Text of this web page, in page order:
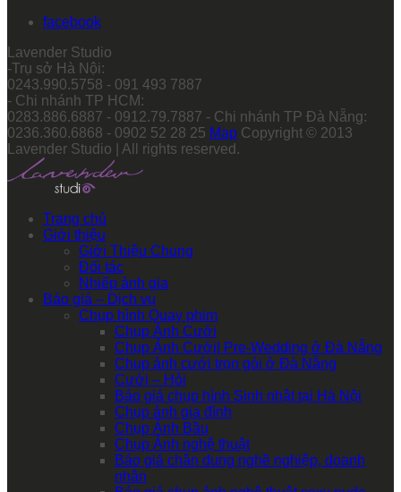
facebook
Lavender Studio
-Trụ sở Hà Nội:
0243.990.5758 - 091 493 7887
- Chi nhánh TP HCM:
0283.886.6887 - 0912.79.7887 - Chi nhánh TP Đà Nẵng:
0236.360.6868 - 0902 52 28 25 Map Copyright © 2013
Lavender Studio | All rights reserved.
Trang chủ
Giới thiệu
Giới Thiệu Chung
Đối tác
Nhiếp ảnh gia
Báo giá – Dịch vụ
Chụp hình Quay phim
Chụp Ảnh Cưới
Chụp Ảnh Cưới| Pre-Wedding ở Đà Nẵng
Chụp ảnh cưới trọn gói ở Đà Nẵng
Cưới – Hỏi
Báo giá chụp hình Sinh nhật tại Hà Nội
Chụp ảnh gia đình
Chụp Ảnh Bầu
Chụp Ảnh nghệ thuật
Báo giá chân dung nghề nghiệp, doanh
nhân